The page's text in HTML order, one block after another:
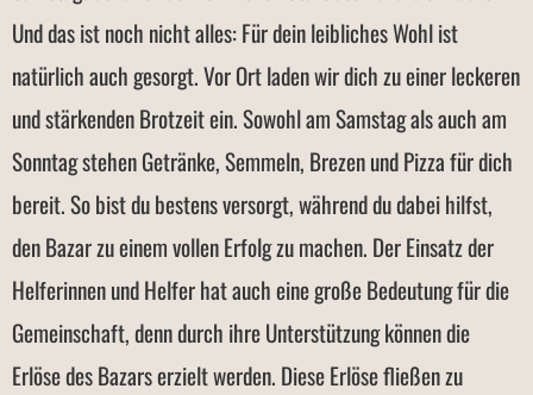
Und das ist noch nicht alles: Für dein leibliches Wohl ist
natürlich auch gesorgt. Vor Ort laden wir dich zu einer leckeren
und stärkenden Brotzeit ein. Sowohl am Samstag als auch am
Sonntag stehen Getränke, Semmeln, Brezen und Pizza für dich
bereit. So bist du bestens versorgt, während du dabei hilfst,
den Bazar zu einem vollen Erfolg zu machen. Der Einsatz der
Helferinnen und Helfer hat auch eine große Bedeutung für die
Gemeinschaft, denn durch ihre Unterstützung können die
Erlöse des Bazars erzielt werden. Diese Erlöse fließen zu